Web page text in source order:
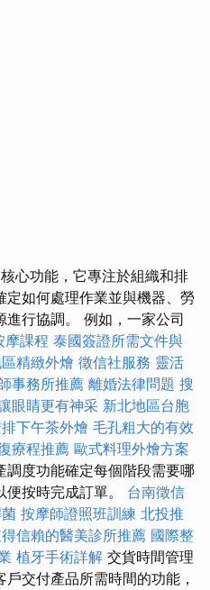
心功能，它專注於組織和排
如何處理作業並與機器、勞
行協調。 例如，一家公司
摩課程 泰國簽證所需文件與
精緻外燴 徵信社服務 靈活
事務所推薦 離婚法律問題 搜
眼睛更有神采 新北地區台胞
下午茶外燴 毛孔粗大的有效
療程推薦 歐式料理外燴方案
度功能確定每個階段需要哪
按時完成訂單。 台南徵信
按摩師證照班訓練 北投推
信賴的醫美診所推薦 國際整
植牙手術詳解 交貨時間管理
交付產品所需時間的功能，